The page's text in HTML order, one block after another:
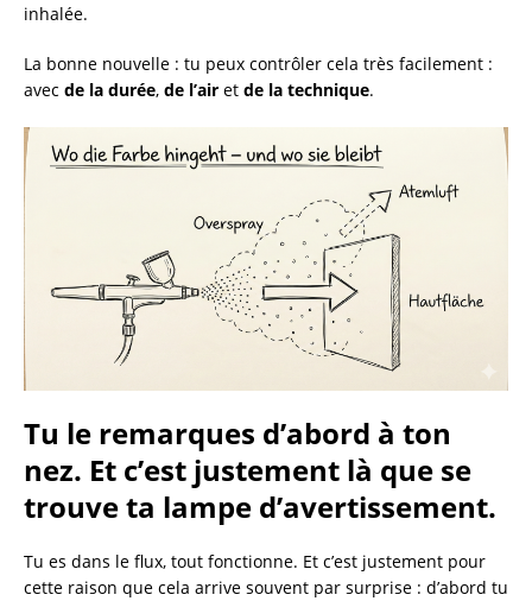
inhalée.
La bonne nouvelle : tu peux contrôler cela très facilement :
avec de la durée, de l’air et de la technique.
Tu le remarques d’abord à ton
nez. Et c’est justement là que se
trouve ta lampe d’avertissement.
Tu es dans le flux, tout fonctionne. Et c’est justement pour
cette raison que cela arrive souvent par surprise : d’abord tu